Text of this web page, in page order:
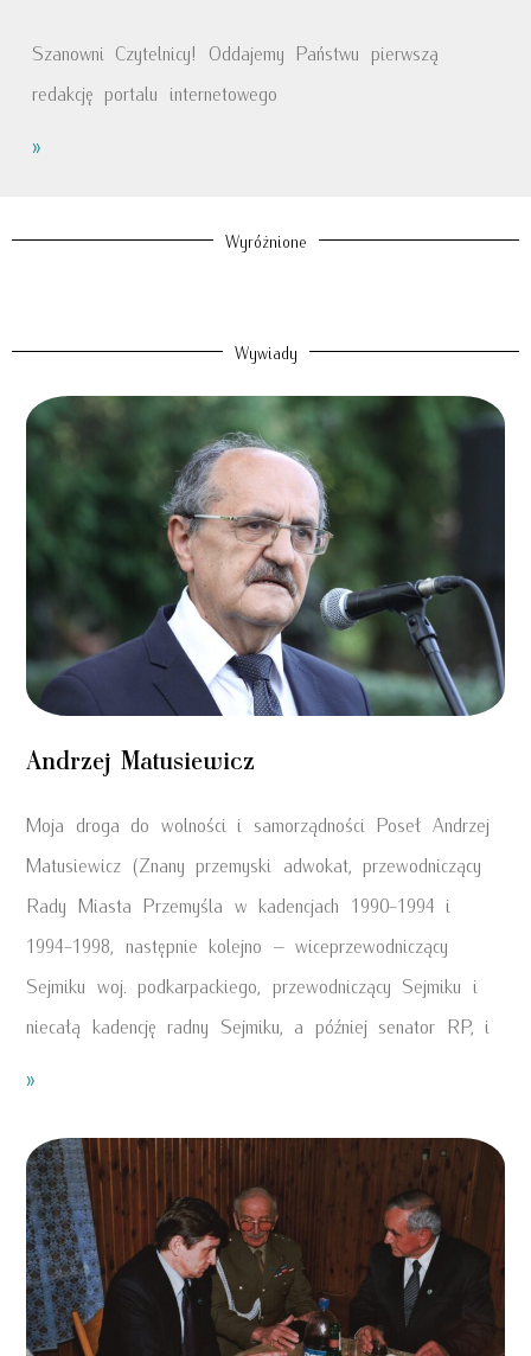
Szanowni Czytelnicy! Oddajemy Państwu pierwszą
redakcję portalu internetowego
»
Wyróżnione
Wywiady
Andrzej Matusiewicz
Moja droga do wolności i samorządności Poseł Andrzej
Matusiewicz (Znany przemyski adwokat, przewodniczący
Rady Miasta Przemyśla w kadencjach 1990-1994 i
1994-1998, następnie kolejno – wiceprzewodniczący
Sejmiku woj. podkarpackiego, przewodniczący Sejmiku i
niecałą kadencję radny Sejmiku, a później senator RP, i
»